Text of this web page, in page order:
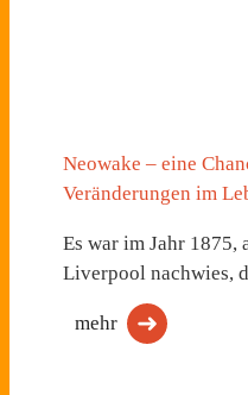
Neowake – eine
Veränderungen im
Es war im Jahr 1875,
Liverpool nachwies,
mehr